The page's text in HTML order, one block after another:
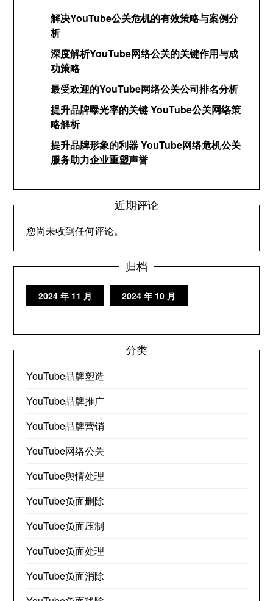
解决YouTube公关危机的有效策略与案例分
析
深度解析YouTube网络公关的关键作用与成
功策略
最受欢迎的YouTube网络公关公司排名分析
提升品牌曝光率的关键 YouTube公关网络策
略解析
提升品牌形象的利器 YouTube网络危机公关
服务助力企业重塑声誉
近期评论
您尚未收到任何评论。
归档
2024 年 11 月 2024 年 10 月
分类
YouTube品牌塑造
YouTube品牌推广
YouTube品牌营销
YouTube网络公关
YouTube舆情处理
YouTube负面删除
YouTube负面压制
YouTube负面处理
YouTube负面消除